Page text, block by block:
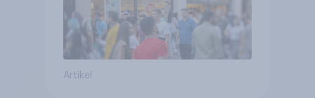
Artikel